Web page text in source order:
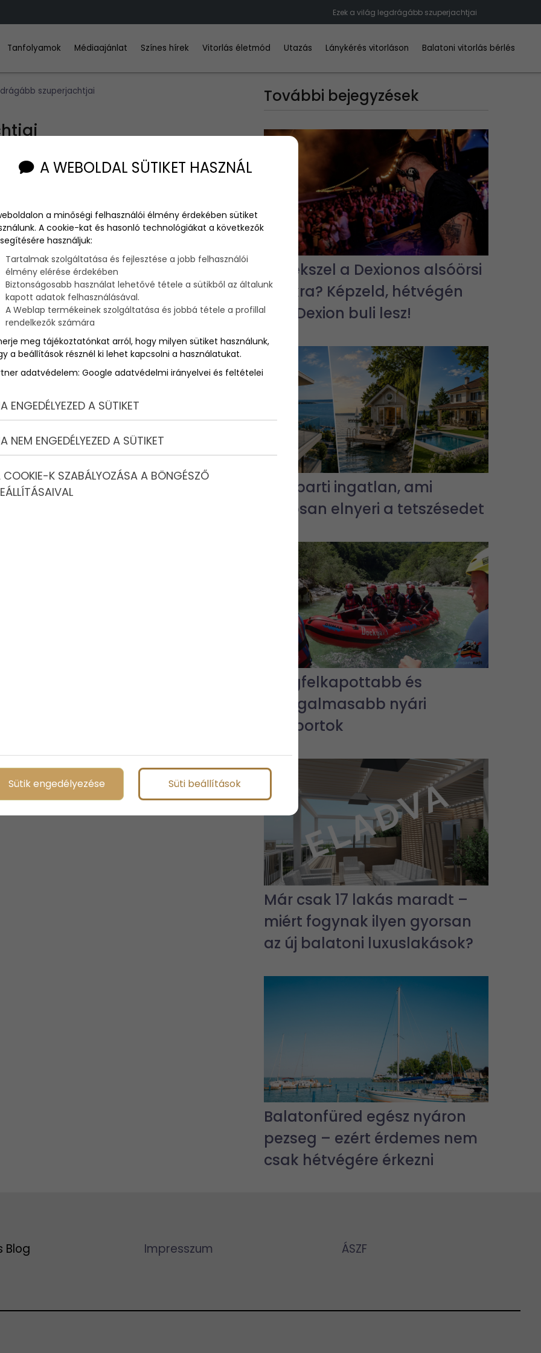
Ezek a világ legdrágább szuperjachtjai
Tanfolyamok Médiaajánlat Színes hírek Vitorlás életmód Utazás Lánykérés vitorláson Balatoni vitorlás bérlés
szuperjachtjai
ami státuszukhoz méltó. Most megmutatjuk a világ10
üzletember, aki édesanyja után nevezte el a hajót. A
amelynek a motorja, kipufogója
Facebook-ban és hajó mellett vásárolt magának egy 500
fős személyzet szolgál, hogy a vendégek minden
küldött helikopterrel közelíthetik meg a hajót, melyen
Árcédula: 300 millió dollár (81 milliárd Ft).
az egyedi formatervnek köszönhetően a
ujjlenyomatra nyíló ajtók védik a
szériatartozék. A 119 méter hosszú hajó 323 millió
bin Sultan Al Nahyan-nak 350 millió dolláros (95 milliárd
pedig egy 1978-as hadihajó szolgált. A 141 méter
hajó akár 48 km/h sebességre is képes relatív
További bejegyzések
Emlékszel a Dexionos alsóörsi
bulikra? Képzeld, hétvégén
újra Dexion buli lesz!
3 vízparti ingatlan, ami
biztosan elnyeri a tetszésedet
A legfelkapottabb és
legizgalmasabb nyári
vízisportok
Már csak 17 lakás maradt –
miért fogynak ilyen gyorsan
az új balatoni luxuslakások?
Balatonfüred egész nyáron
pezseg – ezért érdemes nem
csak hétvégére érkezni
Blog Impresszum ÁSZF
A WEBOLDAL SÜTIKET HASZNÁL
a minőségi felhasználói élmény érdekében sütiket
A cookie-kat és hasonló technológiákat a következők
használjuk:
Tartalmak szolgáltatása és fejlesztése a jobb felhasználói
élmény elérése érdekében
Biztonságosabb használat lehetővé tétele a sütikből az általunk
kapott adatok felhasználásával.
A Weblap termékeinek szolgáltatása és jobbá tétele a profillal
rendelkezők számára
meg tájékoztatónkat arról, hogy milyen sütiket használunk,
a beállítások résznél ki lehet kapcsolni a használatukat.
adatvédelem: Google adatvédelmi irányelvei és feltételei
ENGEDÉLYEZED A SÜTIKET
NEM ENGEDÉLYEZED A SÜTIKET
COOKIE-K SZABÁLYOZÁSA A BÖNGÉSZŐ
Sütik engedélyezése Süti beállítások